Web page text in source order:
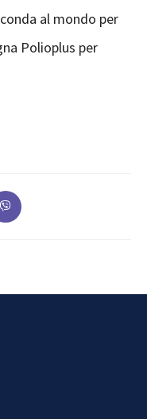
al mondo per
Polioplus per